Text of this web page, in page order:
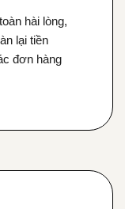
hài lòng,
lại tiền
đơn hàng